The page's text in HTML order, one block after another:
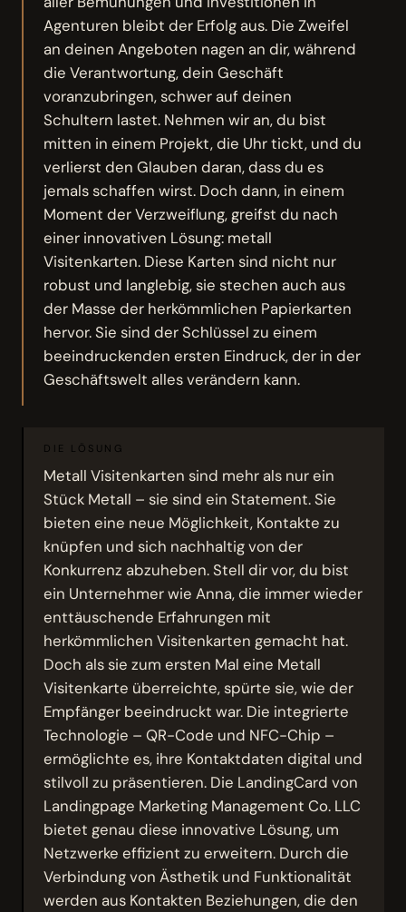
Agenturen bleibt der Erfolg aus. Die Zweifel
an deinen Angeboten nagen an dir, während
die Verantwortung, dein Geschäft
voranzubringen, schwer auf deinen
Schultern lastet. Nehmen wir an, du bist
mitten in einem Projekt, die Uhr tickt, und du
verlierst den Glauben daran, dass du es
jemals schaffen wirst. Doch dann, in einem
Moment der Verzweiflung, greifst du nach
einer innovativen Lösung: metall
Visitenkarten. Diese Karten sind nicht nur
robust und langlebig, sie stechen auch aus
der Masse der herkömmlichen Papierkarten
hervor. Sie sind der Schlüssel zu einem
beeindruckenden ersten Eindruck, der in der
Geschäftswelt alles verändern kann.
DIE LÖSUNG
Metall Visitenkarten sind mehr als nur ein
Stück Metall – sie sind ein Statement. Sie
bieten eine neue Möglichkeit, Kontakte zu
knüpfen und sich nachhaltig von der
Konkurrenz abzuheben. Stell dir vor, du bist
ein Unternehmer wie Anna, die immer wieder
enttäuschende Erfahrungen mit
herkömmlichen Visitenkarten gemacht hat.
Doch als sie zum ersten Mal eine Metall
Visitenkarte überreichte, spürte sie, wie der
Empfänger beeindruckt war. Die integrierte
Technologie – QR-Code und NFC-Chip –
ermöglichte es, ihre Kontaktdaten digital und
stilvoll zu präsentieren. Die LandingCard von
Landingpage Marketing Management Co. LLC
bietet genau diese innovative Lösung, um
Netzwerke effizient zu erweitern. Durch die
Verbindung von Ästhetik und Funktionalität
werden aus Kontakten Beziehungen, die den